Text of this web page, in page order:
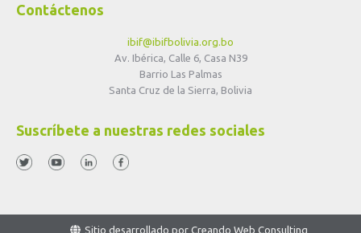
Contáctenos
ibif@ibifbolivia.org.bo
Av. Ibérica, Calle 6, Casa N39
Barrio Las Palmas
Santa Cruz de la Sierra, Bolivia
Suscríbete a nuestras redes sociales
Sitio desarrollado por Creando Web Consulting